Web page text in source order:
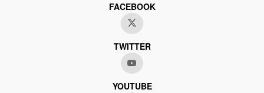
FACEBOOK
TWITTER
YOUTUBE